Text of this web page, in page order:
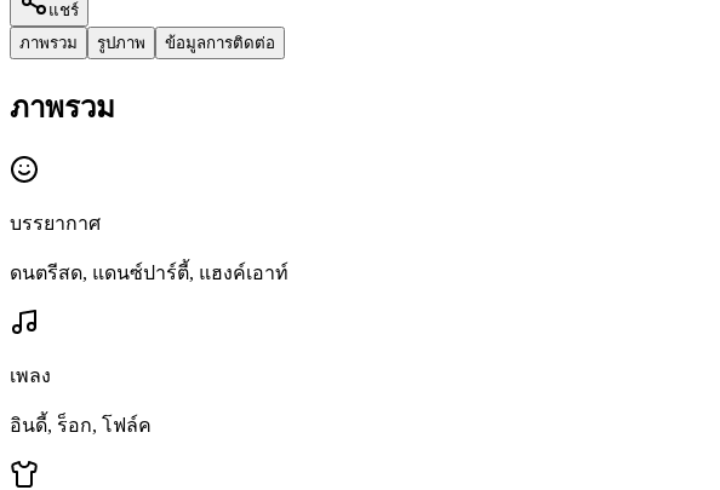
แชร์
ภาพรวม
รูปภาพ ข้อมูลการติดต่อ
ภาพรวม
บรรยากาศ
ดนตรีสด, แดนซ์ปาร์ตี้, แฮงค์เอาท์
เพลง
อินดี้, ร็อก, โฟล์ค